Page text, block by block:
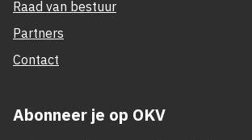
Raad van bestuur
Partners
Contact
Abonneer je op OKV